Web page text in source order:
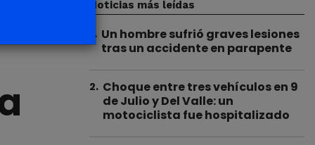
Noticias más leídas
. Un hombre sufrió graves lesiones
tras un accidente en parapente
2. Choque entre tres vehículos en 9
de Julio y Del Valle: un
motociclista fue hospitalizado